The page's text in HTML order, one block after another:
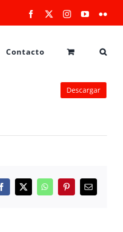
Facebook InstagramYouTube
Contacto
Descargar
Facebook
X WhatsAppPinterestCorreo
electrónico